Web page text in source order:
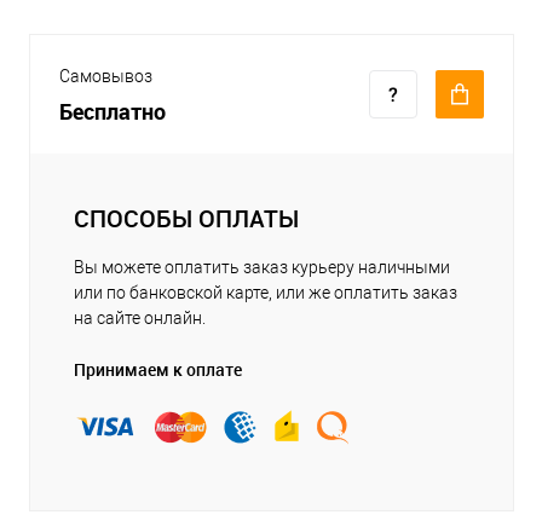
Самовывоз
Бесплатно
СПОСОБЫ ОПЛАТЫ
Вы можете оплатить заказ курьеру наличными
или по банковской карте, или же оплатить заказ
на сайте онлайн.
Принимаем к оплате